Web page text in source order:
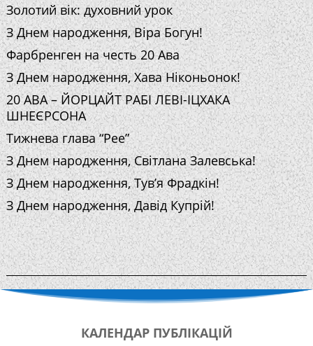
Золотий вік: духовний урок
З Днем народження, Віра Богун!
Фарбренген на честь 20 Ава
З Днем народження, Хава Ніконьонок!
20 АВА – ЙОРЦАЙТ РАБІ ЛЕВІ-ІЦХАКА
ШНЕЄРСОНА
Тижнева глава “Рее”
З Днем народження, Світлана Залевська!
З Днем народження, Тув’я Фрадкін!
З Днем народження, Давід Купрій!
КАЛЕНДАР ПУБЛІКАЦІЙ